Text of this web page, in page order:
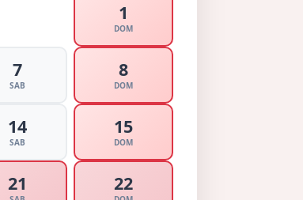
1
DOM
7
SAB
8
DOM
14
SAB
15
DOM
21 22